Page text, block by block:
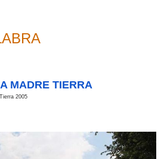
MADRE TIERRA
2005